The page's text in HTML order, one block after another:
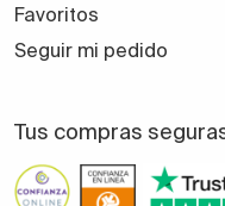
Favoritos
Seguir mi pedido
Tus compras